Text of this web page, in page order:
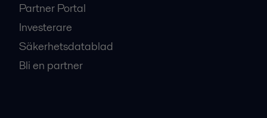
Partner Portal
Investerare
Säkerhetsdatablad
Bli en partner